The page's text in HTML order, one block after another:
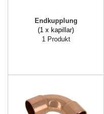
Endkupplung
(1 x kapillar)
1 Produkt